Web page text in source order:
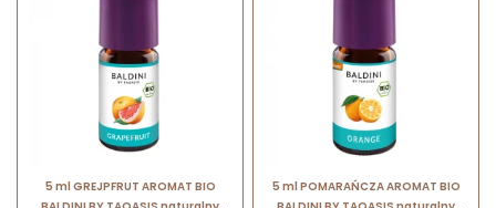
5 ml GREJPFRUT AROMAT BIO
5 ml POMARAŃCZA AROMAT BIO